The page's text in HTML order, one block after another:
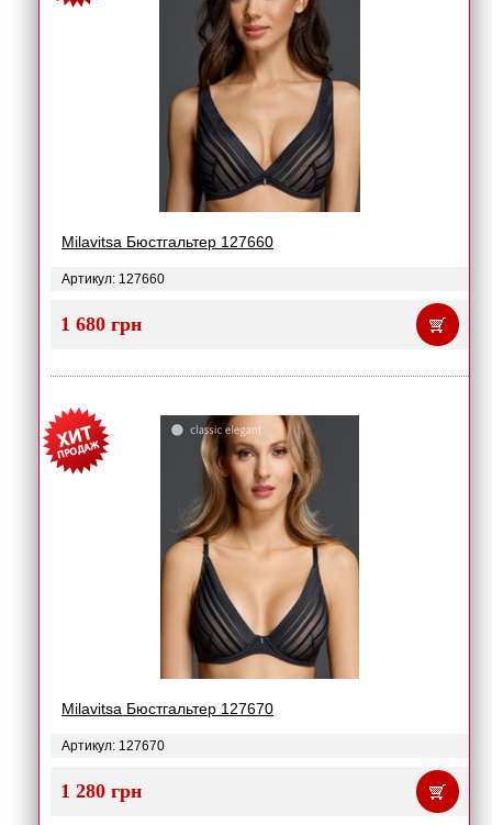
Milavitsa Бюстгальтер 127660
Артикул: 127660
1 680 грн
Milavitsa Бюстгальтер 127670
Артикул: 127670
1 280 грн